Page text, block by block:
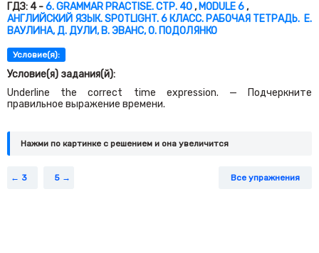
ГДЗ: 4 -6. GRAMMAR PRACTISE. СТР. 40, MODULE 6,
АНГЛИЙСКИЙ ЯЗЫК. SPOTLIGHT. 6 КЛАСС. РАБОЧАЯ ТЕТРАДЬ. Е.
ВАУЛИНА, Д. ДУЛИ, В. ЭВАНС, О. ПОДОЛЯНКО
Условие(я):
Условие(я) задания(й):
Underline the correct time expression. — Подчеркните
правильное выражение времени.
Нажми по картинке c решением и она увеличится
3 5 Все упражнения